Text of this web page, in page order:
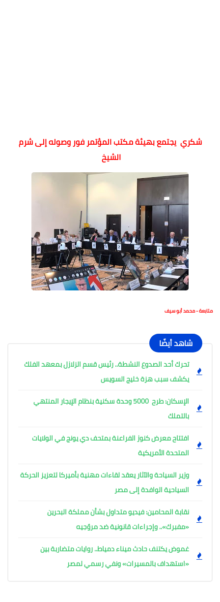
شكري يجتمع بهيئة مكتب المؤتمر فور وصوله إلى شرم
الشيخ
متابعة - محمد أبو سيف
شاهد أيضًا
تحرك أحد الصدوع النشطة.. رئيس قسم الزلازل بمعهد الفلك
يكشف سبب هزة خليج السويس
الإسكان: طرح 5000 وحدة سكنية بنظام الإيجار المنتهي
بالتملك
افتتاح معرض كنوز الفراعنة بمتحف دي يونج في الولايات
المتحدة الأمريكية
وزير السياحة والآثار يعقد لقاءات مهنية بأميركا لتعزيز الحركة
السياحية الوافدة إلى مصر
نقابة المحامين: فيديو متداول بشأن مملكة البحرين
«مفبرك».. وإجراءات قانونية ضد مروّجيه
غموض يكتنف حادث ميناء دمياط.. روايات متضاربة بين
«استهداف بالمسيرات» ونفي رسمي لمصر